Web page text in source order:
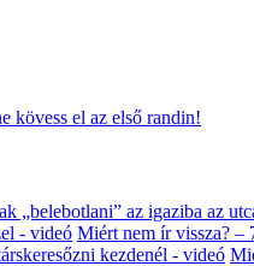
kövess el az első randin!
„belebotlani” az igaziba az
- videó Miért nem ír vissza? –
kezdenél - videó